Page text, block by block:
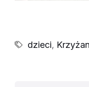
dzieci,